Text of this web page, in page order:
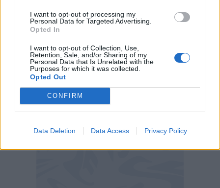
I want to opt-out of processing my
Personal Data for Targeted Advertising.
Opted In
I want to opt-out of Collection, Use,
Retention, Sale, and/or Sharing of my
Personal Data that Is Unrelated with the
Purposes for which it was collected.
Opted Out
CONFIRM
Data Deletion Data Access Privacy Policy
modo per il Lecce, è ancora presto per poter
stabilire eventualità di tale tipo nel prosieguo del
campionato, ma soprattutto per i padroni di casa
la partita assume contorni più stimolanti. Di
certo D’Aversa può affrontare più serenamente
una gara in cui Garcia sente sicuramente una
certa importanza.